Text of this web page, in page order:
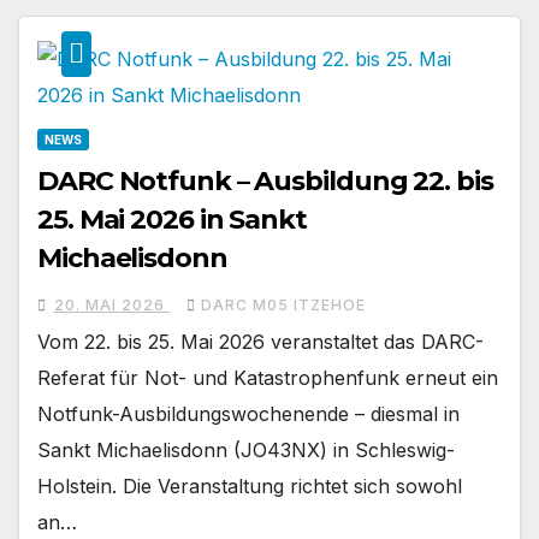
NEWS
DARC Notfunk – Ausbildung 22. bis
25. Mai 2026 in Sankt
Michaelisdonn
20. MAI 2026 DARC M05 ITZEHOE
Vom 22. bis 25. Mai 2026 veranstaltet das DARC-
Referat für Not- und Katastrophenfunk erneut ein
Notfunk-Ausbildungswochenende – diesmal in
Sankt Michaelisdonn (JO43NX) in Schleswig-
Holstein. Die Veranstaltung richtet sich sowohl
an…